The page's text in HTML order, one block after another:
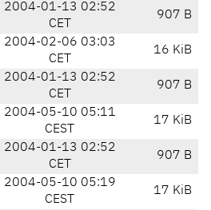
2004-01-13 02:52
CET
907 B
2004-02-06 03:03
CET
16 KiB
2004-01-13 02:52
CET
907 B
2004-05-10 05:11
CEST
17 KiB
2004-01-13 02:52
CET
907 B
2004-05-10 05:19
CEST
17 KiB